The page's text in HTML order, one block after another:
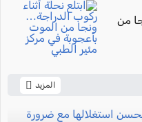
من
المزيد